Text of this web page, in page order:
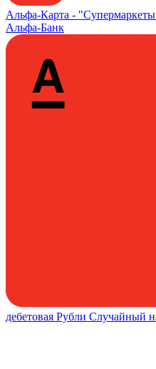
Альфа‑Карта -
Альфа-Банк
дебетовая Рубли Случайный